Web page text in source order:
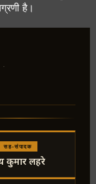
है।
सह-संपादक
कुमार लहरे